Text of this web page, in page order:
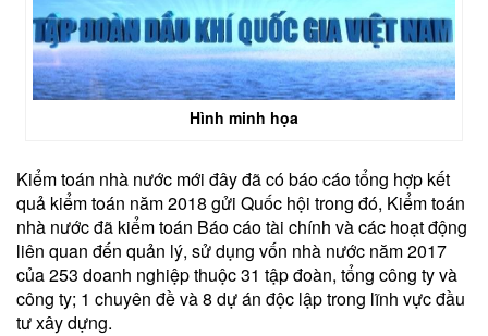
Hình minh họa
Kiểm toán nhà nước mới đây đã có báo cáo tổng hợp kết
quả kiểm toán năm 2018 gửi Quốc hội trong đó, Kiểm toán
nhà nước đã kiểm toán Báo cáo tài chính và các hoạt động
liên quan đến quản lý, sử dụng vốn nhà nước năm 2017
của 253 doanh nghiệp thuộc 31 tập đoàn, tổng công ty và
công ty; 1 chuyên đề và 8 dự án độc lập trong lĩnh vực đầu
tư xây dựng.